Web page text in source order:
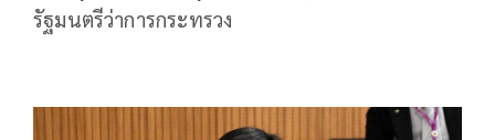
รัฐมนตรีว่าการกระทรวง